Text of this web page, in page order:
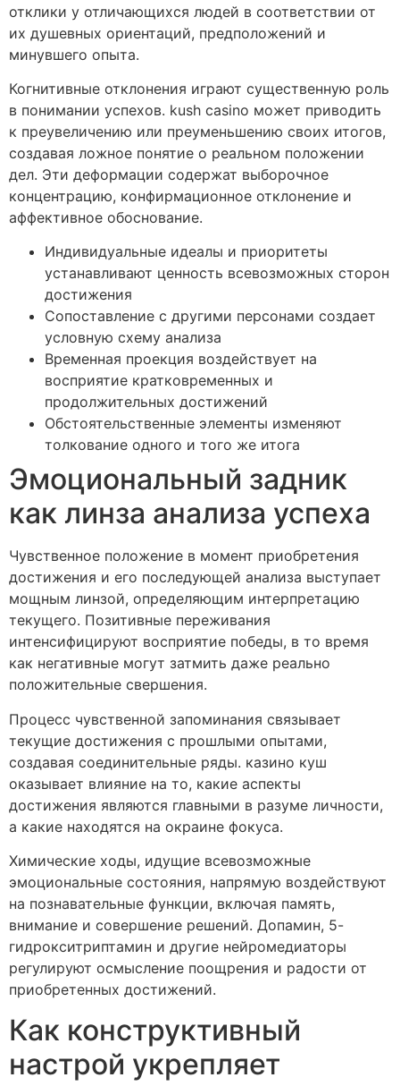
отклики у отличающихся людей в соответствии от
их душевных ориентаций, предположений и
минувшего опыта.
Когнитивные отклонения играют существенную роль
в понимании успехов. kush casino может приводить
к преувеличению или преуменьшению своих итогов,
создавая ложное понятие о реальном положении
дел. Эти деформации содержат выборочное
концентрацию, конфирмационное отклонение и
аффективное обоснование.
Индивидуальные идеалы и приоритеты
устанавливают ценность всевозможных сторон
достижения
Сопоставление с другими персонами создает
условную схему анализа
Временная проекция воздействует на
восприятие кратковременных и
продолжительных достижений
Обстоятельственные элементы изменяют
толкование одного и того же итога
Эмоциональный задник
как линза анализа успеха
Чувственное положение в момент приобретения
достижения и его последующей анализа выступает
мощным линзой, определяющим интерпретацию
текущего. Позитивные переживания
интенсифицируют восприятие победы, в то время
как негативные могут затмить даже реально
положительные свершения.
Процесс чувственной запоминания связывает
текущие достижения с прошлыми опытами,
создавая соединительные ряды. казино куш
оказывает влияние на то, какие аспекты
достижения являются главными в разуме личности,
а какие находятся на окраине фокуса.
Химические ходы, идущие всевозможные
эмоциональные состояния, напрямую воздействуют
на познавательные функции, включая память,
внимание и совершение решений. Допамин, 5-
гидрокситриптамин и другие нейромедиаторы
регулируют осмысление поощрения и радости от
приобретенных достижений.
Как конструктивный
настрой укрепляет